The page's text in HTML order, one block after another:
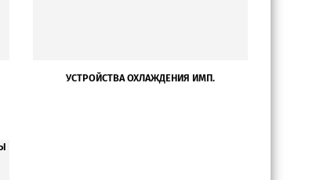
УСТРОЙСТВА ОХЛАЖДЕНИЯ ИМП.